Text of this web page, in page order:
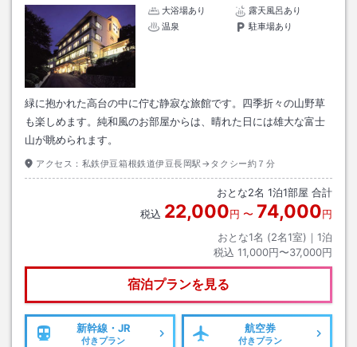
大浴場あり
露天風呂あり
温泉
駐車場あり
緑に抱かれた高台の中に佇む静寂な旅館です。四季折々の山野草
も楽しめます。純和風のお部屋からは、晴れた日には雄大な富士
山が眺められます。
アクセス： 私鉄伊豆箱根鉄道伊豆長岡駅→タクシー約７分
おとな2名 1泊1部屋 合計
税込 22,000円 〜 74,000円
おとな1名 (2名1室)｜ 1泊
税込 11,000円〜37,000円
宿泊プランを見る
新幹線・JR
付きプラン
航空券
付きプラン